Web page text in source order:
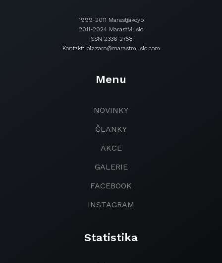
1999-2011 Marastjakcyp
2011-2024 MarastMusic
ISSN 2336-2758
Kontakt: bizzaro@marastmusic.com
Menu
NOVINKY
ČLANKY
AKCE
GALERIE
FACEBOOK
INSTAGRAM
Statistika